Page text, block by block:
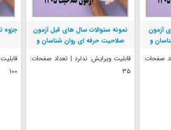
آزمون
و
صفحات:
نمونه سئوالات سال های قبل آزمون
صلاحیت حرفه ای روان شناسان و
قابلیت ویرایش: ندلرد | تعداد صفحات:
35
جزوه
100